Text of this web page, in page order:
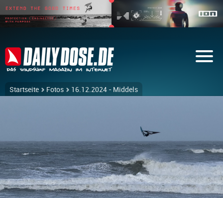
Startseite Fotos 16.12.2024 - Middels